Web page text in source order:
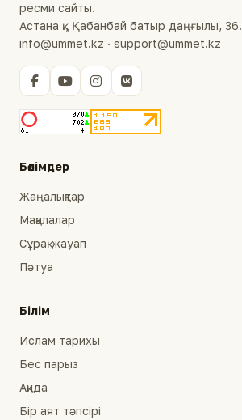
ресми сайты.
Астана қ., Қабанбай батыр даңғылы, 36.
info@ummet.kz · support@ummet.kz
Бөлімдер
Жаңалықтар
Мақалалар
Сұрақ-жауап
Пәтуа
Білім
Ислам тарихы
Бес парыз
Ақида
Бір аят тәпсірі